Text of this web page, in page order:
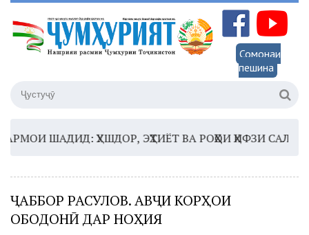
Сомонаи
пешина
ШАДИД: ҲУШДОР, ЭҲТИЁТ ВА РОҲҲОИ ҲИФЗИ САЛОМАТӢ
ҶАББОР РАСУЛОВ. АВҶИ КОРҲОИ
ОБОДОНӢ ДАР НОҲИЯ